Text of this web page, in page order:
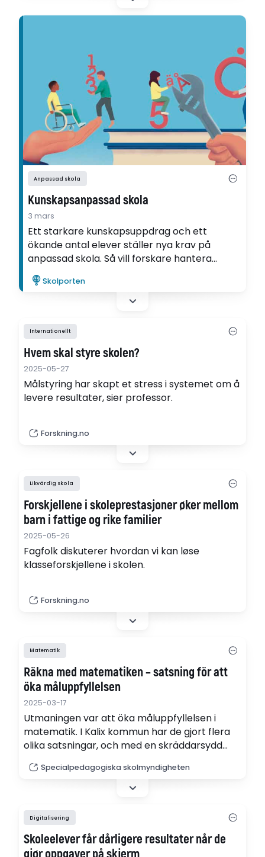
Anpassad skola
Kunskapsanpassad skola
3 mars
Ett starkare kunskapsuppdrag och ett
ökande antal elever ställer nya krav på
anpassad skola. Så vill forskare hantera
utmaningarna.
Skolporten
Internationellt
Hvem skal styre skolen?
2025-05-27
Målstyring har skapt et stress i systemet om å
levere resultater, sier professor.
Forskning.no
Likvärdig skola
Forskjellene i skoleprestasjoner øker mellom
barn i fattige og rike familier
2025-05-26
Fagfolk diskuterer hvordan vi kan løse
klasseforskjellene i skolen.
Forskning.no
Matematik
Räkna med matematiken – satsning för att
öka måluppfyllelsen
2025-03-17
Utmaningen var att öka måluppfyllelsen i
matematik. I Kalix kommun har de gjort flera
olika satsningar, och med en skräddarsydd
En effekt är att lärarna har börjat använda sig
mer av konkret material för att variera
Specialpedagogiska skolmyndigheten
Digitalisering
Skoleelever får dårligere resultater når de